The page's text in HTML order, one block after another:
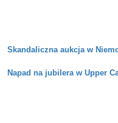
Skandaliczna aukcja w
Napad na jubilera w Upper